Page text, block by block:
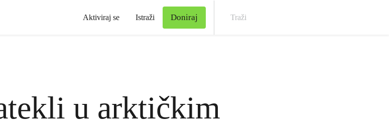
Aktiviraj se Istraži Doniraj
u arktičkim